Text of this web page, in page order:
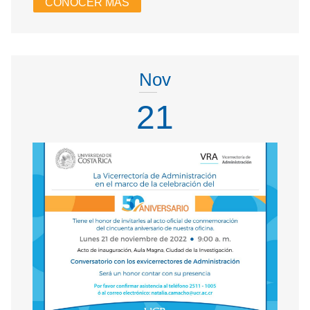
CONOCER MÁS
Nov
21